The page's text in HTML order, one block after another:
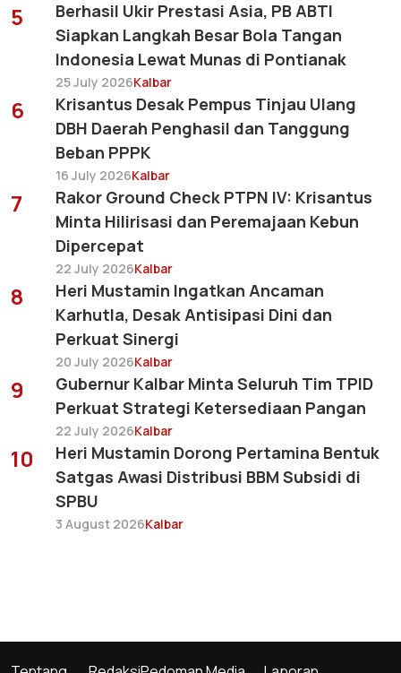
5
Berhasil Ukir Prestasi Asia, PB ABTI
Siapkan Langkah Besar Bola Tangan
Indonesia Lewat Munas di Pontianak
25 July 2026Kalbar
6
Krisantus Desak Pempus Tinjau Ulang
DBH Daerah Penghasil dan Tanggung
Beban PPPK
16 July 2026Kalbar
7
Rakor Ground Check PTPN IV: Krisantus
Minta Hilirisasi dan Peremajaan Kebun
Dipercepat
22 July 2026Kalbar
8
Heri Mustamin Ingatkan Ancaman
Karhutla, Desak Antisipasi Dini dan
Perkuat Sinergi
20 July 2026Kalbar
9
Gubernur Kalbar Minta Seluruh Tim TPID
Perkuat Strategi Ketersediaan Pangan
22 July 2026Kalbar
10
Heri Mustamin Dorong Pertamina Bentuk
Satgas Awasi Distribusi BBM Subsidi di
SPBU
3 August 2026Kalbar